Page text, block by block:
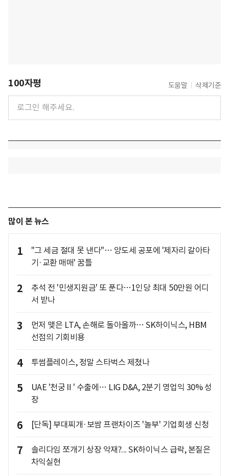
100자평 도움말 삭제기준
많이 본 뉴스
1
"그 세금 절대 못 낸다"… 양도세 공포에 '제자리 갈아타
기·교환 매매' 꿈틀
2
추석 전 '민생지원금' 또 푼다…1인당 최대 50만원 어디
서 받나
3
먼저 맺은 LTA, 손해로 돌아올까… SK하이닉스, HBM
선점의 기회비용
4 투썸플레이스, 정말 스타벅스 제쳤나
5
UAE '천궁Ⅱ' 수출에… LIG D&A, 2분기 영업익 30% 성
장
6 [단독] 부대찌개·보쌈 프랜차이즈 '놀부' 기업회생 신청
7
솔리다임 쪼개기 상장 악재?... SK하이닉스 급락, 본질은
차익실현